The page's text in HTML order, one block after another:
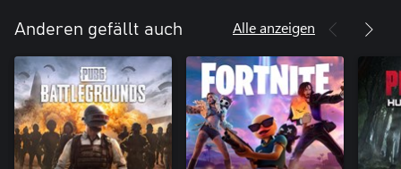
Anderen gefällt auch Alle anzeigen